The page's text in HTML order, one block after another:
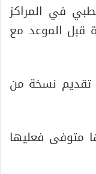
في المراكز
قبل الموعد مع
تقديم نسخة من
متوفى فعليها